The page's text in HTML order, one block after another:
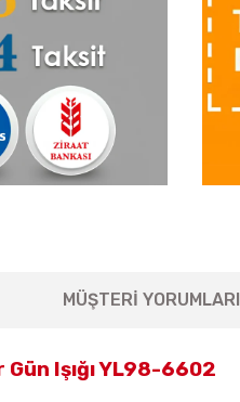
MÜŞTERİ YORUMLARI
Işığı YL98-6602